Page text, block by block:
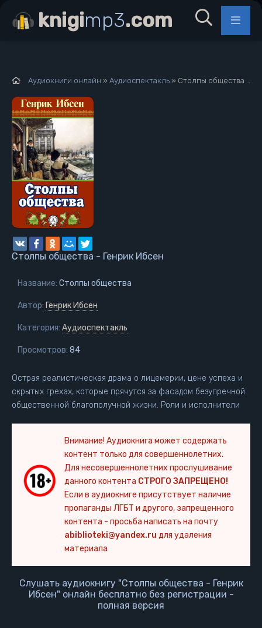
Аудиокниги онлайн » Аудиоспектакль » Столпы общества - Генрик Ибсен
Столпы общества - Генрик Ибсен
Название: Столпы общества
Автор: Генрик Ибсен
Категория: Аудиоспектакль
Просмотров: 84
Острая реалистическая драма о лицемерии, цене успеха и
скрытых грехах, которые прячутся за фасадом безупречной
общественной благополучной жизни. Роли и исполнители
Внимание! Аудиокнига может содержать
контент только для совершеннолетних.
Для несовершеннолетних прослушивание
данного контента СТРОГО ЗАПРЕЩЕНО!
Если в аудиокниге присутствует наличие
пропаганды ЛГБТ и другого, запрещенного
контента - просьба написать на почту
abiblioteki@yandex.ru для удаления
материала
Слушать аудиокнигу "Столпы общества - Генрик
Ибсен" онлайн бесплатно без регистрации -
полная версия
knigimp3.com